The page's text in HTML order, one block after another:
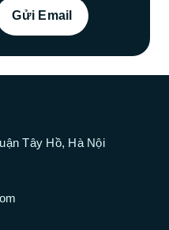
Gửi Email
Tây Hồ, Hà Nội